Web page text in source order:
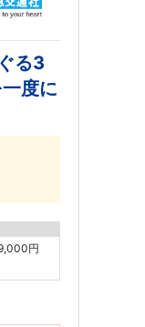
る3
度に
円